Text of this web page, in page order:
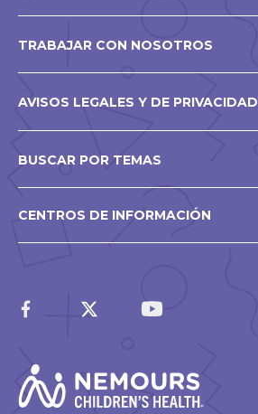
TRABAJAR CON NOSOTROS
AVISOS LEGALES Y DE PRIVACIDAD
BUSCAR POR TEMAS
CENTROS DE INFORMACIÓN